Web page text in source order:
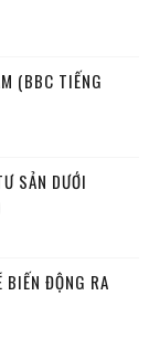
(BBC TIẾNG
SẢN DƯỚI
ĐỘNG RA